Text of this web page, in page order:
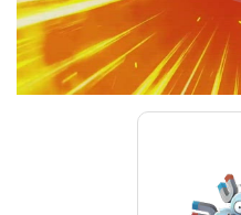
00:00 /01:00